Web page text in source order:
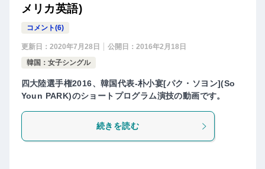
メリカ英語)
コメント(6)
更新日： 2020年7月28日 公開日： 2016年2月18日
韓国：女子シングル
四大陸選手権2016、韓国代表-朴小宴[パク・ソヨン](So
Youn PARK)のショートプログラム演技の動画です。
続きを読む